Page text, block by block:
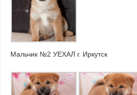
Мальчик №2 УЕХАЛ г. Иркутск